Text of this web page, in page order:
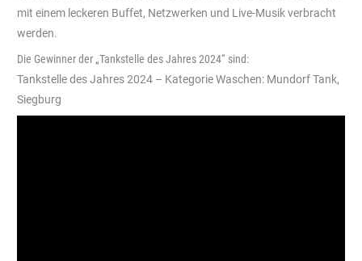
mit einem leckeren Buffet, Netzwerken und Live-Musik verbracht
werden.
Die Gewinner der „Tankstelle des Jahres 2024“ sind:
Tankstelle des Jahres 2024 – Kategorie Waschen: Mundorf Tank,
Siegburg